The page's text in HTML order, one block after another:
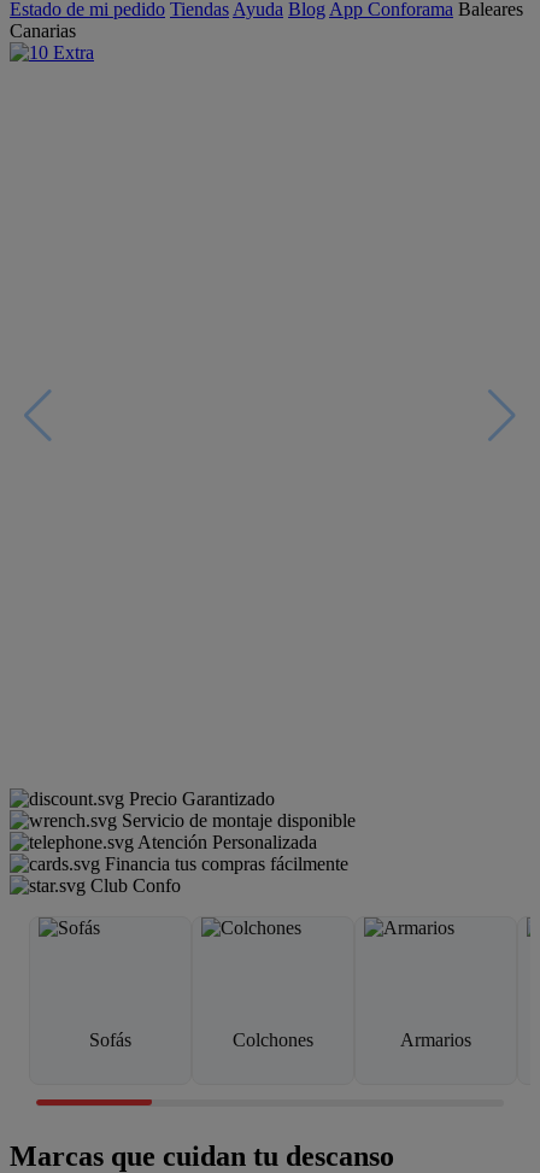
Estado de mi pedido Tiendas Ayuda Blog App Conforama Baleares
Canarias
Precio Garantizado
Servicio de montaje disponible
Atención Personalizada
Financia tus compras fácilmente
Club Confo
Sofás Colchones Armarios
Marcas que cuidan tu descanso